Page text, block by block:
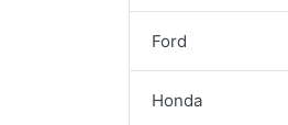
Ford
Honda